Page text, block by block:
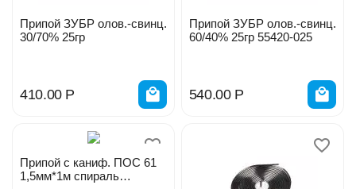
Припой ЗУБР олов.-свинц.
30/70% 25гр
410.00 Р
Припой ЗУБР олов.-свинц.
60/40% 25гр 55420-025
540.00 Р
Припой с каниф. ПОС 61
1,5мм*1м спираль